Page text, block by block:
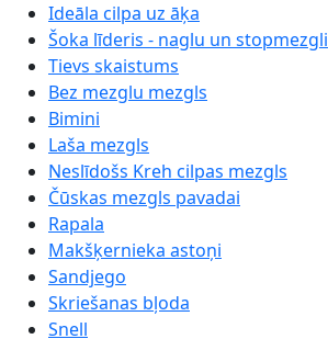
Ideāla cilpa uz āķa
Šoka līderis - naglu un stopmezgli
Tievs skaistums
Bez mezglu mezgls
Bimini
Laša mezgls
Neslīdošs Kreh cilpas mezgls
Čūskas mezgls pavadai
Rapala
Makšķernieka astoņi
Sandjego
Skriešanas bļoda
Snell